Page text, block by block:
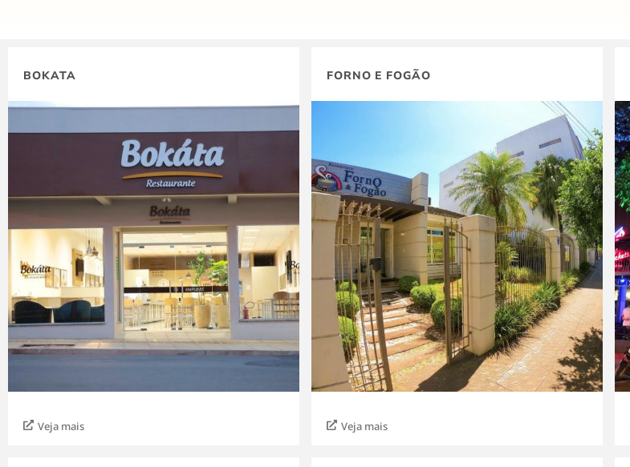
BOKATA
Veja mais
FORNO E FOGÃO
Veja mais